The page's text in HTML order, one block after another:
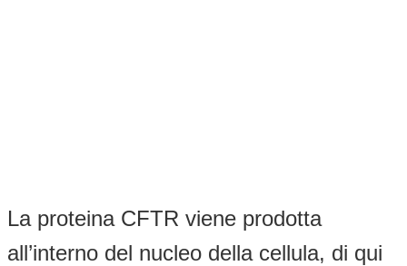
La proteina CFTR viene prodotta
all’interno del nucleo della cellula, di qui